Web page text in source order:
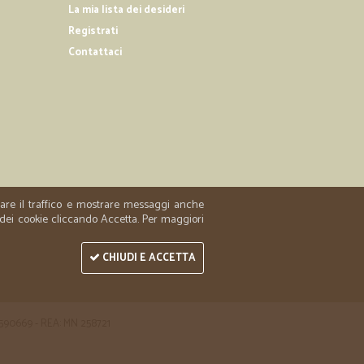
La mia lista dei desideri
Registrati
Contattaci
il traffico e mostrare messaggi anche
cookie cliccando Accetta. Per maggiori
CHIUDI E ACCETTA